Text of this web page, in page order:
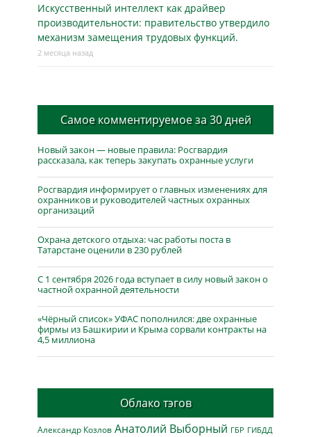
Искусственный интеллект как драйвер
производительности: правительство утвердило
механизм замещения трудовых функций.
2 месяца назад
Самое комментируемое за 30 дней
Новый закон — новые правила: Росгвардия
рассказала, как теперь закупать охранные услуги
Росгвардия информирует о главных изменениях для
охранников и руководителей частных охранных
организаций
Охрана детского отдыха: час работы поста в
Татарстане оценили в 230 рублей
С 1 сентября 2026 года вступает в силу новый закон о
частной охранной деятельности
«Чёрный список» УФАС пополнился: две охранные
фирмы из Башкирии и Крыма сорвали контракты на
4,5 миллиона
Облако тэгов
Александр Козлов Анатолий Выборный ГБР ГИБДД